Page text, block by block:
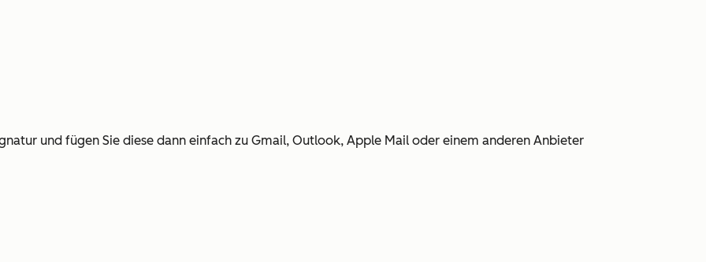
und fügen Sie diese dann einfach zu Gmail, Outlook, Apple Mail oder einem anderen Anbieter